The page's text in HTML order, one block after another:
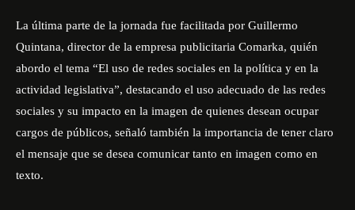
La última parte de la jornada fue facilitada por Guillermo
Quintana, director de la empresa publicitaria Comarka, quién
abordo el tema “El uso de redes sociales en la política y en la
actividad legislativa”, destacando el uso adecuado de las redes
sociales y su impacto en la imagen de quienes desean ocupar
cargos de públicos, señaló también la importancia de tener claro
el mensaje que se desea comunicar tanto en imagen como en
texto.